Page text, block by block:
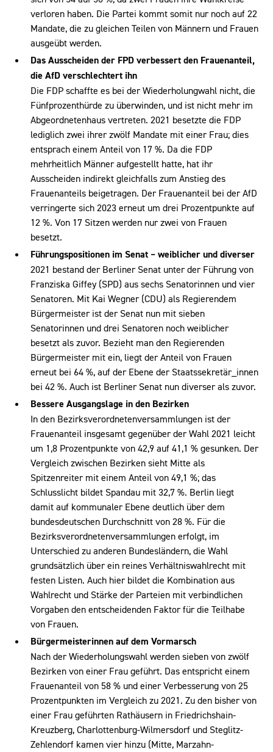
verloren haben. Die Partei kommt somit nur noch auf 22
Mandate, die zu gleichen Teilen von Männern und Frauen
ausgeübt werden.
Das Ausscheiden der FPD verbessert den Frauenanteil,
die AfD verschlechtert ihn
Die FDP schaffte es bei der Wiederholungwahl nicht, die
Fünfprozenthürde zu überwinden, und ist nicht mehr im
Abgeordnetenhaus vertreten. 2021 besetzte die FDP
lediglich zwei ihrer zwölf Mandate mit einer Frau; dies
entsprach einem Anteil von 17 %. Da die FDP
mehrheitlich Männer aufgestellt hatte, hat ihr
Ausscheiden indirekt gleichfalls zum Anstieg des
Frauenanteils beigetragen. Der Frauenanteil bei der AfD
verringerte sich 2023 erneut um drei Prozentpunkte auf
12 %. Von 17 Sitzen werden nur zwei von Frauen
besetzt.
Führungspositionen im Senat – weiblicher und diverser
2021 bestand der Berliner Senat unter der Führung von
Franziska Giffey (SPD) aus sechs Senatorinnen und vier
Senatoren. Mit Kai Wegner (CDU) als Regierendem
Bürgermeister ist der Senat nun mit sieben
Senatorinnen und drei Senatoren noch weiblicher
besetzt als zuvor. Bezieht man den Regierenden
Bürgermeister mit ein, liegt der Anteil von Frauen
erneut bei 64 %, auf der Ebene der Staatssekretär_innen
bei 42 %. Auch ist Berliner Senat nun diverser als zuvor.
Bessere Ausgangslage in den Bezirken
In den Bezirksverordnetenversammlungen ist der
Frauenanteil insgesamt gegenüber der Wahl 2021 leicht
um 1,8 Prozentpunkte von 42,9 auf 41,1 % gesunken. Der
Vergleich zwischen Bezirken sieht Mitte als
Spitzenreiter mit einem Anteil von 49,1 %; das
Schlusslicht bildet Spandau mit 32,7 %. Berlin liegt
damit auf kommunaler Ebene deutlich über dem
bundesdeutschen Durchschnitt von 28 %. Für die
Bezirksverordnetenversammlungen erfolgt, im
Unterschied zu anderen Bundesländern, die Wahl
grundsätzlich über ein reines Verhältniswahlrecht mit
festen Listen. Auch hier bildet die Kombination aus
Wahlrecht und Stärke der Parteien mit verbindlichen
Vorgaben den entscheidenden Faktor für die Teilhabe
von Frauen.
Bürgermeisterinnen auf dem Vormarsch
Nach der Wiederholungswahl werden sieben von zwölf
Bezirken von einer Frau geführt. Das entspricht einem
Frauenanteil von 58 % und einer Verbesserung von 25
Prozentpunkten im Vergleich zu 2021. Zu den bisher von
einer Frau geführten Rathäusern in Friedrichshain-
Kreuzberg, Charlottenburg-Wilmersdorf und Steglitz-
Zehlendorf kamen vier hinzu (Mitte, Marzahn-